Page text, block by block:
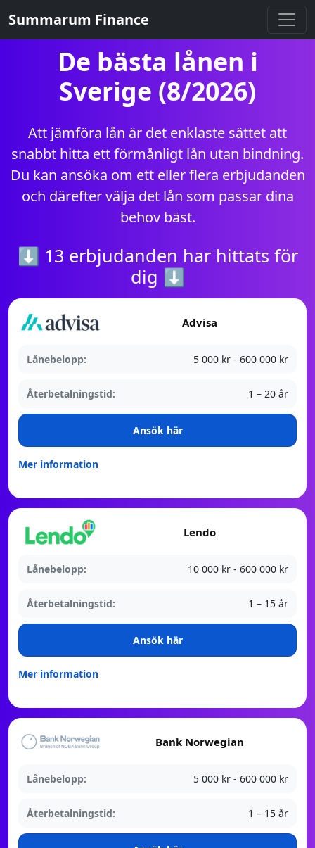
Summarum Finance
De bästa lånen i
Sverige (8/2026)
Att jämföra lån är det enklaste sättet att
snabbt hitta ett förmånligt lån utan bindning.
Du kan ansöka om ett eller flera erbjudanden
och därefter välja det lån som passar dina
behov bäst.
⬇ 13 erbjudanden har hittats för
dig ⬇
Advisa
Lånebelopp: 5 000 kr - 600 000 kr
Återbetalningstid: 1 – 20 år
Ansök här
Mer information
Lendo
Lånebelopp: 10 000 kr - 600 000 kr
Återbetalningstid: 1 – 15 år
Ansök här
Mer information
Bank Norwegian
Lånebelopp: 5 000 kr - 600 000 kr
Återbetalningstid: 1 – 15 år